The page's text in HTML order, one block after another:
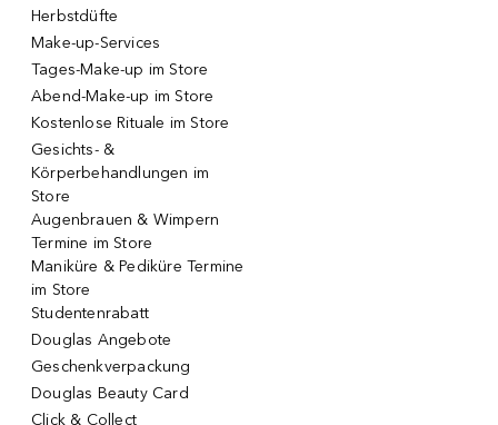
Herbstdüfte
Make-up-Services
Tages-Make-up im Store
Abend-Make-up im Store
Kostenlose Rituale im Store
Gesichts- &
Körperbehandlungen im
Store
Augenbrauen & Wimpern
Termine im Store
Maniküre & Pediküre Termine
im Store
Studentenrabatt
Douglas Angebote
Geschenkverpackung
Douglas Beauty Card
Click & Collect